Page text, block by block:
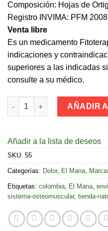
Composición: Hojas de
Registro INVIMA: PFM
Venta libre
Es un medicamento
indicaciones y
superiores a las indicadas
consulte a su médico.
Rheumadaul (60 Caps.) El
AÑADIR
Añadir a la lista de deseos
SKU: 55
Categorías: Dolor, El Mana,
Etiquetas: colombia, El Mana,
sistema-osteomuscular, tienda-